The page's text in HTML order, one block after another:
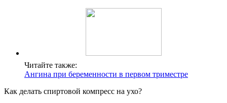
Читайте также:
Ангина при беременности в первом триместре
Как делать спиртовой компресс на ухо?